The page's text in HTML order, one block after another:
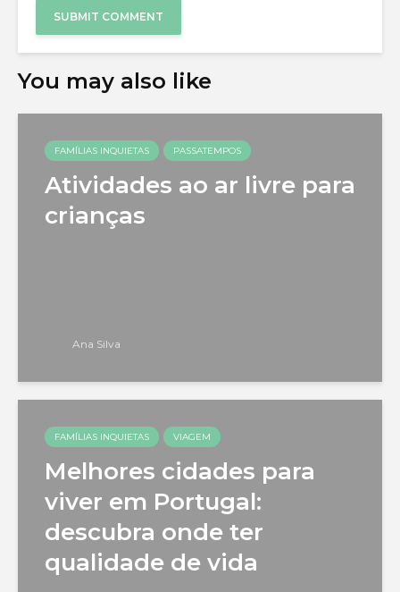
You may also like
FAMÍLIAS INQUIETAS PASSATEMPOS
Atividades ao ar livre para
crianças
Ana Silva
FAMÍLIAS INQUIETAS VIAGEM
Melhores cidades para
viver em Portugal:
descubra onde ter
qualidade de vida